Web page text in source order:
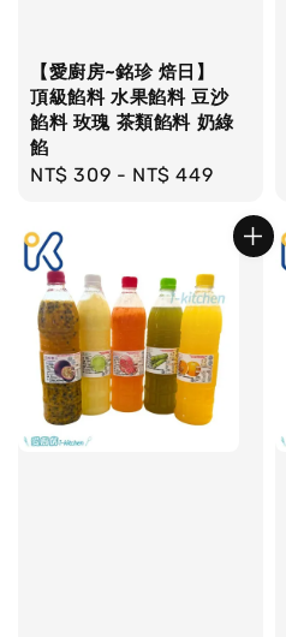
【愛廚房~銘珍 焙日】
頂級餡料 水果餡料 豆沙
餡料 玫瑰 茶類餡料 奶綠
餡
Regular
NT$ 309 - NT$ 449